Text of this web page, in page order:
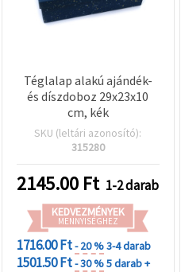
Téglalap alakú ajándék-
és díszdoboz 29x23x10
cm, kék
SKU (leltári azonosító):
315280
2145.00 Ft 1-2 darab
KEDVEZMÉNYEK
MENNYISÉGHEZ
1716.00 Ft- 20 %3-4 darab
1501.50 Ft- 30 %5 darab +